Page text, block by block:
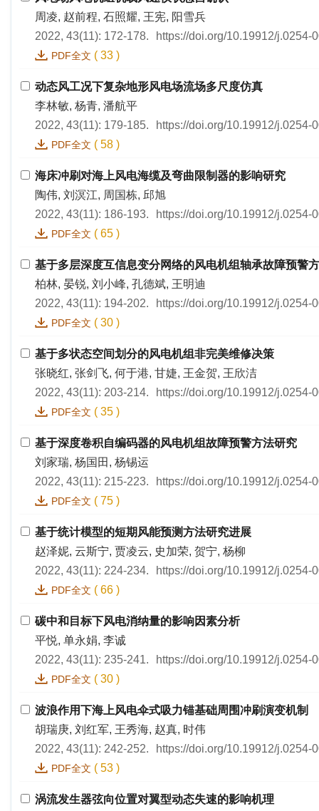
周凌, 赵前程, 石照耀, 王宪, 阳雪兵
2022, 43(11): 172-178.
https://doi.org/10.19912/j.0254-
PDF全文 ( 33 )
动态风工况下复杂地形风电场流场多尺度仿真
李林敏, 杨青, 潘航平
2022, 43(11): 179-185.
https://doi.org/10.19912/j.0254-
PDF全文 ( 58 )
海床冲刷对海上风电海缆及弯曲限制器的影响研究
陶伟, 刘溟江, 周国栋, 邱旭
2022, 43(11): 186-193.
https://doi.org/10.19912/j.0254-
PDF全文 ( 65 )
基于多层深度互信息变分网络的风电机组轴承故障预警
柏林, 晏锐, 刘小峰, 孔德斌, 王明迪
2022, 43(11): 194-202.
https://doi.org/10.19912/j.0254-
PDF全文 ( 30 )
基于多状态空间划分的风电机组非完美维修决策
张晓红, 张剑飞, 何于港, 甘婕, 王金贺, 王欣洁
2022, 43(11): 203-214.
https://doi.org/10.19912/j.0254-
PDF全文 ( 35 )
基于深度卷积自编码器的风电机组故障预警方法研究
刘家瑞, 杨国田, 杨锡运
2022, 43(11): 215-223.
https://doi.org/10.19912/j.0254-
PDF全文 ( 75 )
基于统计模型的短期风能预测方法研究进展
赵泽妮, 云斯宁, 贾凌云, 史加荣, 贺宁, 杨柳
2022, 43(11): 224-234.
https://doi.org/10.19912/j.0254-
PDF全文 ( 66 )
碳中和目标下风电消纳量的影响因素分析
平悦, 单永娟, 李诚
2022, 43(11): 235-241.
https://doi.org/10.19912/j.0254-
PDF全文 ( 30 )
波浪作用下海上风电伞式吸力锚基础周围冲刷演变机制
胡瑞庚, 刘红军, 王秀海, 赵真, 时伟
2022, 43(11): 242-252.
https://doi.org/10.19912/j.0254-
PDF全文 ( 53 )
涡流发生器弦向位置对翼型动态失速的影响机理